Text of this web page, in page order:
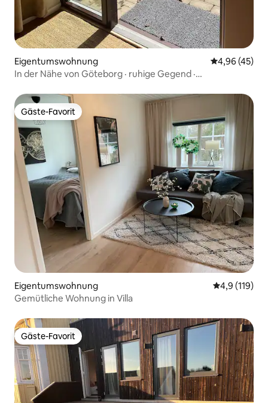
Eigentumswohnung
4,96 (45)
In der Nähe von Göteborg · ruhige Gegend ·
Gäste-Favorit
Gäste-Favorit
Eigentumswohnung
4,9 (119)
Gemütliche Wohnung in Villa
Gäste-Favorit
Gäste-Favorit